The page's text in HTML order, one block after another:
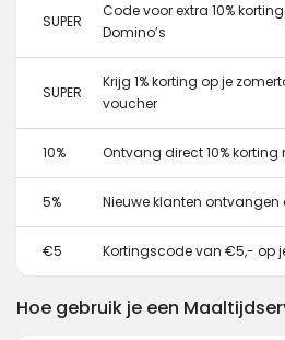
SUPER
Code voor extra 10%
Domino’s
SUPER
Krijg 1% korting op je
voucher
10% Ontvang direct 10%
5% Nieuwe klanten ontvangen
€5 Kortingscode van €5,- op
Hoe gebruik je een